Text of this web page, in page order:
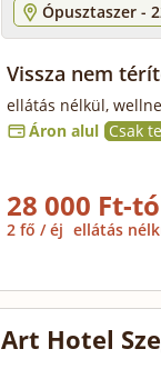
Ópusztaszer -
Vissza nem
ellátás nélkül,
Áron alul Csak
28 000 Ft-
2 fő / éj ellátás
Art Hotel